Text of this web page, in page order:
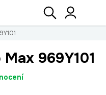
Hledat
969Y101